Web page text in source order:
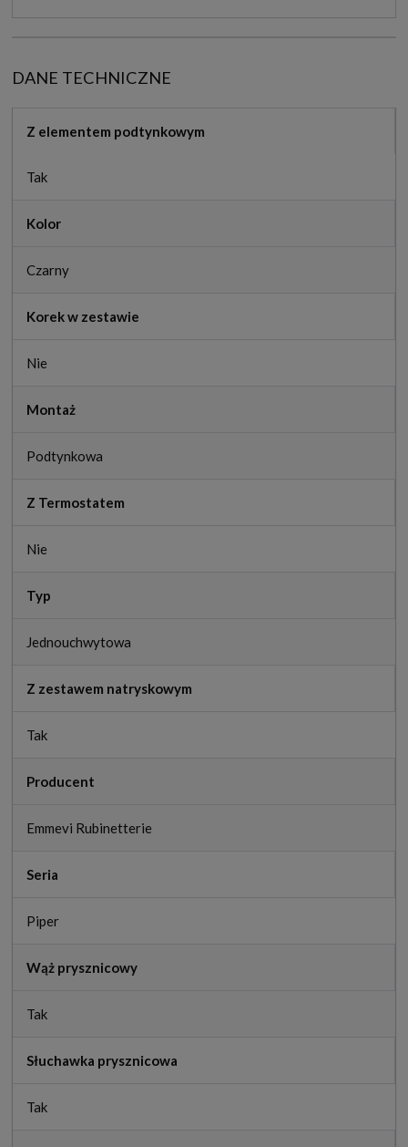
DANE TECHNICZNE
Z elementem podtynkowym
Tak
Kolor
Czarny
Korek w zestawie
Nie
Montaż
Podtynkowa
Z Termostatem
Nie
Typ
Jednouchwytowa
Z zestawem natryskowym
Tak
Producent
Emmevi Rubinetterie
Seria
Piper
Wąż prysznicowy
Tak
Słuchawka prysznicowa
Tak